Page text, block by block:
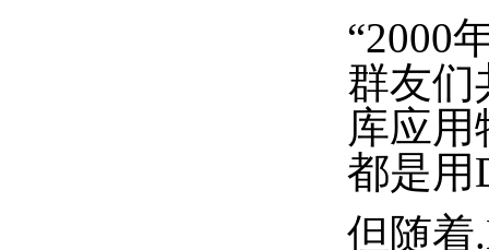
“2000
群友们
库应
都是用
但随着